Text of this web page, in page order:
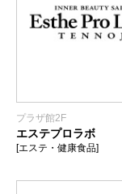
プラザ館2F
エステプロラボ
[エステ・健康食品]